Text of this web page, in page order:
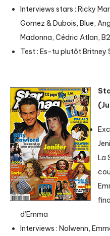
Interviews stars : Ricky
Gomez & Dubois, Blue,
Madonna, Cédric Atlan,
Test : Es-tu plutôt Britney
La
d’Emma
Interviews : Nolwenn,